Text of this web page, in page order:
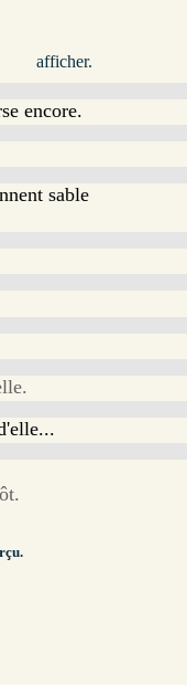
afficher.
encore.
sable